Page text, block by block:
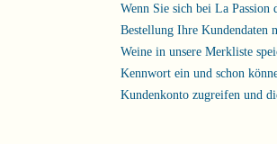
Wenn Sie sich bei La Passion
Bestellung Ihre Kundendaten
Weine in unsere Merkliste
Kennwort ein und schon
Kundenkonto zugreifen und